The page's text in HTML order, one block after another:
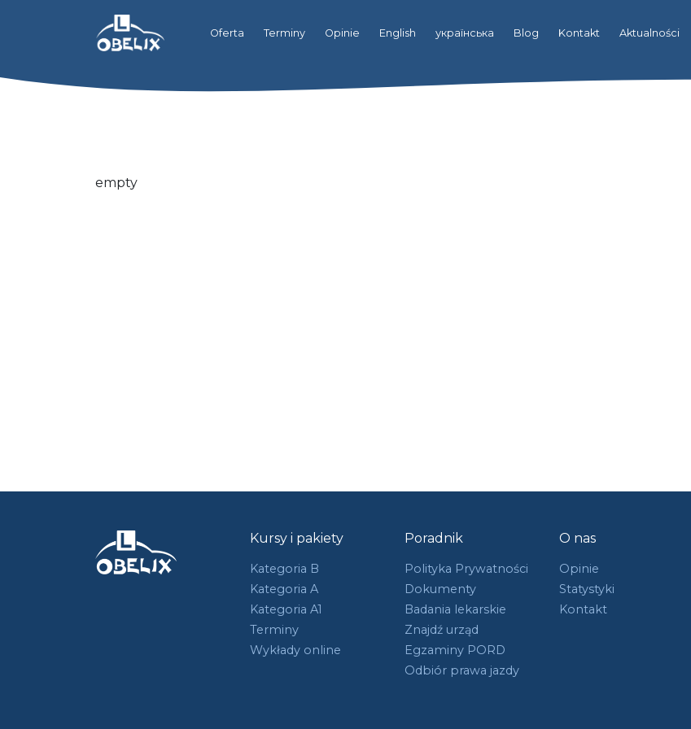
Oferta Terminy Opinie English українська Blog Kontakt Aktualności
empty
Kursy i pakiety
Kategoria B
Kategoria A
Kategoria A1
Terminy
Wykłady online
Poradnik
Polityka Prywatności
Dokumenty
Badania lekarskie
Znajdź urząd
Egzaminy PORD
Odbiór prawa jazdy
O nas
Opinie
Statystyki
Kontakt